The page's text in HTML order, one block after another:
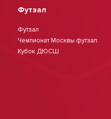
Футзал
Футзал
Чемпионат Москвы футзал
Кубок ДЮСШ